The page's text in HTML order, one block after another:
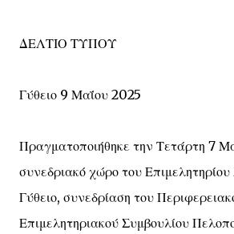
ΔΕΛΤΙΟ ΤΥΠΟΥ
Γύθειο 9 Μαΐου 2025
Πραγματοποιήθηκε την Τετάρτη 7
συνεδριακό χώρο του
Γύθειο, συνεδρίαση του
Επιμελητηριακού Συμβουλίου